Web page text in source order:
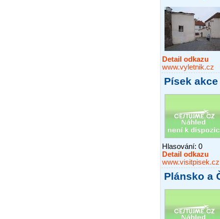
Detail odkazu
www.vyletnik.cz
Písek akce
Hlasování: 0
Detail odkazu
www.visitpisek.cz
Plánsko a